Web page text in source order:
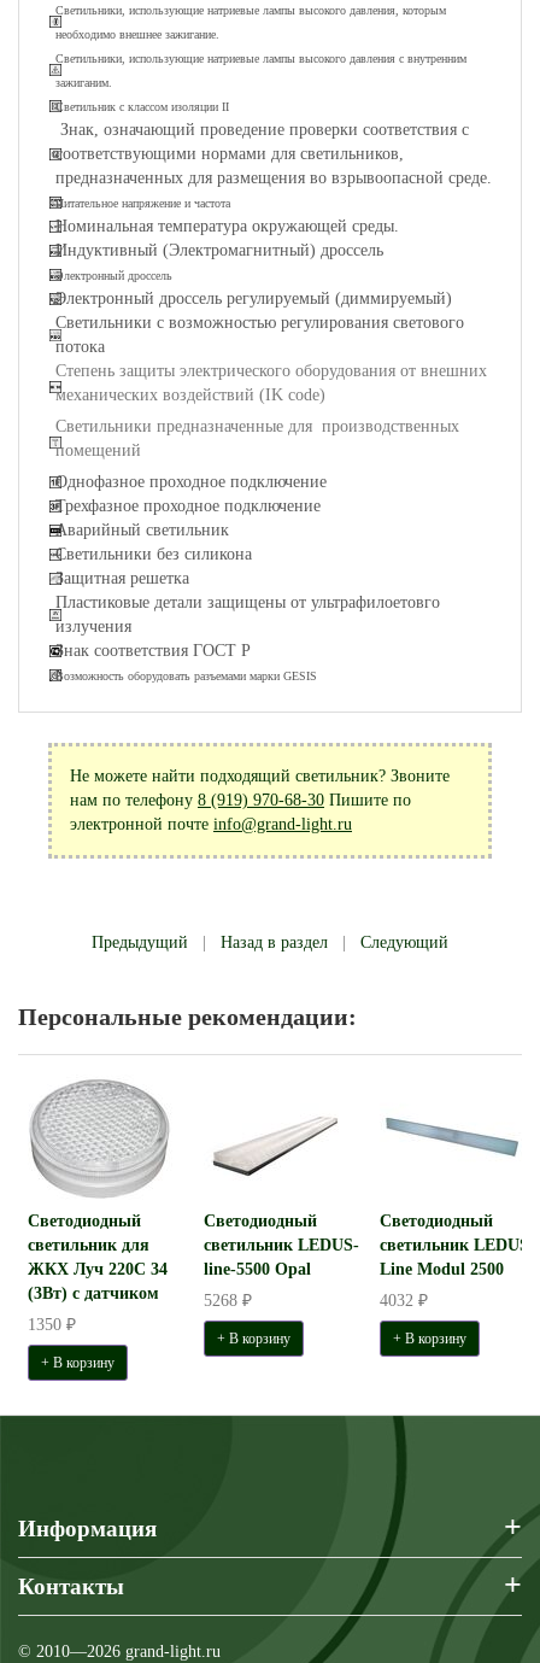
Светильники, использующие натриевые лампы высокого давления, которым
необходимо внешнее зажигание.
Светильники, использующие натриевые лампы высокого давления с внутренним
зажиганим.
Светильник с классом изоляции II
Знак, означающий проведение проверки соответствия с
соответствующими нормами для светильников,
предназначенных для размещения во взрывоопасной среде.
Питательное напряжение и частота
Номинальная температура окружающей среды.
Индуктивный (Электромагнитный) дроссель
Электронный дроссель
Электронный дроссель регулируемый (диммируемый)
Светильники с возможностью регулирования светового
потока
Степень защиты электрического оборудования от внешних
механических воздействий (IK code)
Светильники предназначенные для производственных
помещений
Однофазное проходное подключение
Трехфазное проходное подключение
Аварийный светильник
Светильники без силикона
Защитная решетка
Пластиковые детали защищены от ультрафилоетовго
излучения
Знак соответствия ГОСТ Р
Возможность оборудовать разъемами марки GESIS
Не можете найти подходящий светильник? Звоните
нам по телефону 8 (919) 970-68-30 Пишите по
электронной почте info@grand-light.ru
Предыдущий Назад в раздел Следующий
Персональные рекомендации:
Светодиодный
светильник для
ЖКХ Луч 220С 34
(3Вт) с датчиком
1350 ₽
+ В корзину
Светодиодный
светильник LEDUS-
line-5500 Opal
5268 ₽
+ В корзину
Светодиодный
светильник LEDUS-
Line Modul 2500
4032 ₽
+ В корзину
Информация +
Контакты +
© 2010—2026 grand-light.ru